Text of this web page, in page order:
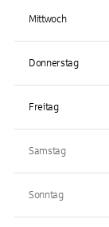
Mittwoch
Donnerstag
Freitag
Samstag
Sonntag